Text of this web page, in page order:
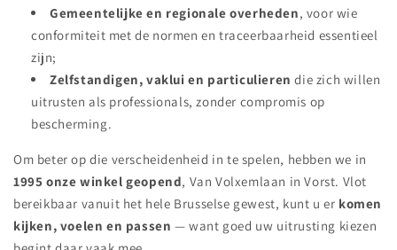
Gemeentelijke en regionale overheden, voor wie
conformiteit met de normen en traceerbaarheid essentieel
zijn;
Zelfstandigen, vaklui en particulieren die zich willen
uitrusten als professionals, zonder compromis op
bescherming.
Om beter op die verscheidenheid in te spelen, hebben we in
1995 onze winkel geopend, Van Volxemlaan in Vorst. Vlot
bereikbaar vanuit het hele Brusselse gewest, kunt u er komen
kijken, voelen en passen — want goed uw uitrusting kiezen